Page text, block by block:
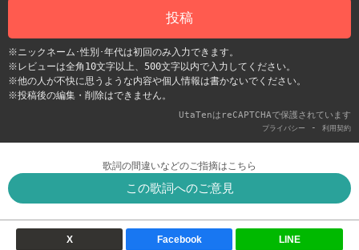
投稿
※ニックネーム･性別･年代は初回のみ入力できます。
※レビューは全角10文字以上、500文字以内で入力してください。
※他の人が不快に思うような内容や個人情報は書かないでください。
※投稿後の編集・削除はできません。
UtaTenはreCAPTCHAで保護されています
プライバシー - 利用契約
歌詞の間違いなどのご指摘はこちら
この歌詞へのご意見
X Facebook LINE